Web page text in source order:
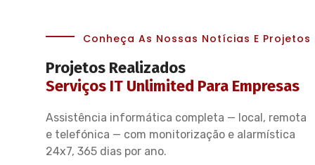
Conheça As Nossas Notícias E Projetos
Projetos Realizados
Serviços IT Unlimited Para Empresas
Assistência informática completa — local, remota
e telefónica — com monitorização e alarmística
24x7, 365 dias por ano.